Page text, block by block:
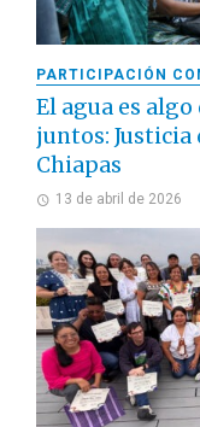
PARTICIPACIÓN
El agua es
juntos: Justicia
Chiapas
13 de abril de 2026